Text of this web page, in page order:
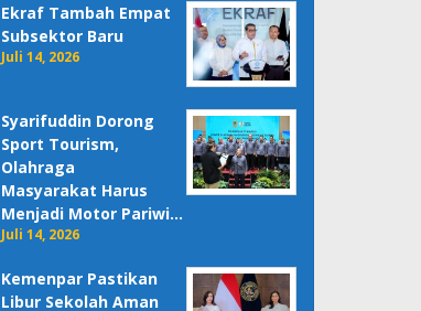
Ekraf Tambah Empat
Subsektor Baru
Juli 14, 2026
Syarifuddin Dorong
Sport Tourism,
Olahraga
Masyarakat Harus
Menjadi Motor Pariwi…
Juli 14, 2026
Kemenpar Pastikan
Libur Sekolah Aman